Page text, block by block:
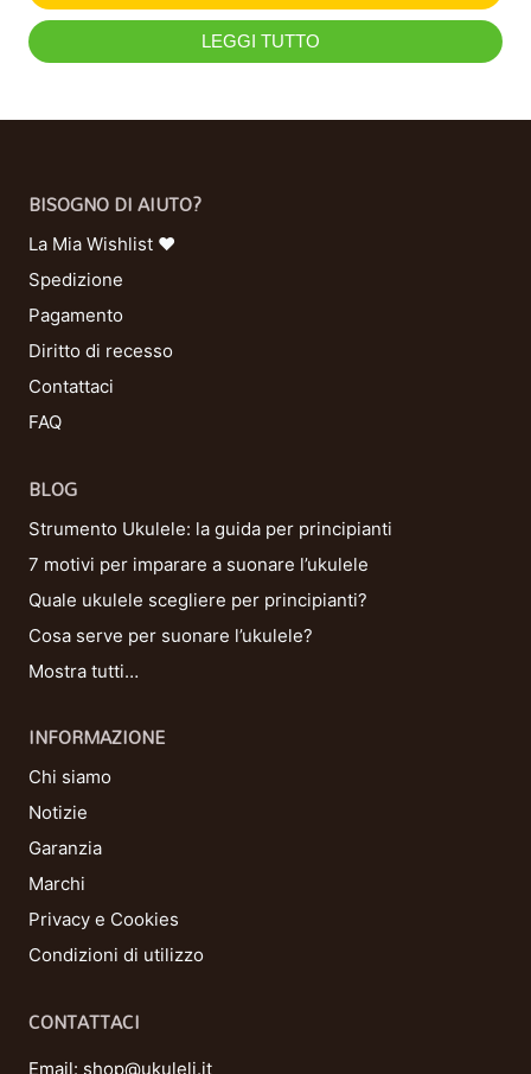
LEGGI TUTTO
BISOGNO DI AIUTO?
La Mia Wishlist ❤
Spedizione
Pagamento
Diritto di recesso
Contattaci
FAQ
BLOG
Strumento Ukulele: la guida per principianti
7 motivi per imparare a suonare l’ukulele
Quale ukulele scegliere per principianti?
Cosa serve per suonare l’ukulele?
Mostra tutti…
INFORMAZIONE
Chi siamo
Notizie
Garanzia
Marchi
Privacy e Cookies
Condizioni di utilizzo
CONTATTACI
Email: shop@ukuleli.it